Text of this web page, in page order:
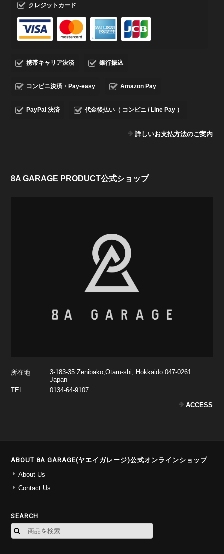
クレジットカード
携帯キャリア決済 銀行振込
コンビニ決済・Pay-easy Amazon Pay
PayPal 決済 代金後払い（ コンビニ / Line Pay ）
詳しいお支払方法のご案内
8A GARAGE PRODUCT公式ショップ
所在地
3-183-35 Zenibako,Otaru-shi, Hokkaido 047-0261
Japan
TEL
0134-64-9107
ACCESS
ABOUT 8A GARAGE(ヤエイガレージ)公式オンラインショップ
About Us
Contact Us
SEARCH